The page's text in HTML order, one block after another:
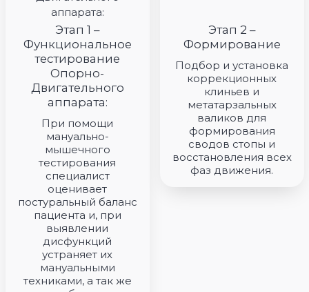
Неправильная осанка, сколиоз
Головные боли, мигрени, шум в ушах, снижение
Боли в ногах, коленях, руках, суставах
Лечение спины
Лечение поясницы
Лечение шеи
Избавление от гипертонуса и мышечного
Лечение патологий суставов: артрит, артроз,
остеоартроз
Лечение всех видов травм и растяжений без
Судороги, онемение и отеки
Лечение грыжи и протрузии
Этап 1 –
Функциональное
тестирование
Опорно-
Двигательного
аппарата:
При помощи
мануально-
мышечного
тестирования
специалист
оценивает
постуральный баланс
пациента и, при
выявлении
дисфункций
устраняет их
мануальными
техниками, а так же
Этап 2 –
Формирование
Подбор и установка
коррекционных
клиньев и
метатарзальных
валиков для
формирования
сводов стопы и
восстановления всех
фаз движения.